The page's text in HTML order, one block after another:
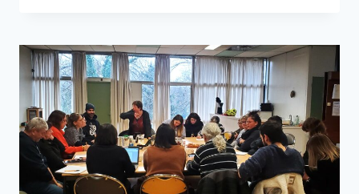
BIEN
ENSEMBLE